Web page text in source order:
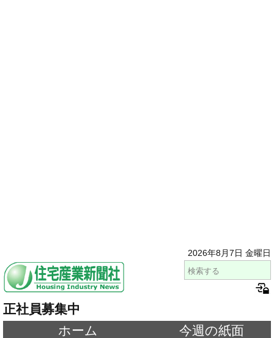
2026年8月7日 金曜日
正社員募集中
ホーム
今週の紙面